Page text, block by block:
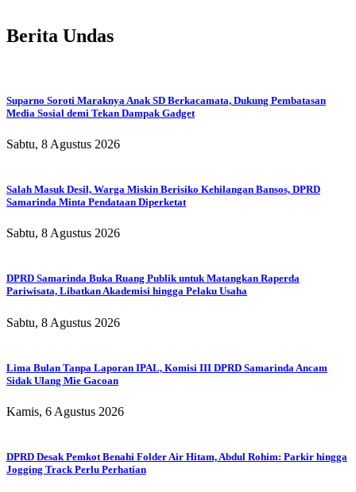
Berita Undas
Suparno Soroti Maraknya Anak SD Berkacamata, Dukung Pembatasan
Media Sosial demi Tekan Dampak Gadget
Sabtu, 8 Agustus 2026
Salah Masuk Desil, Warga Miskin Berisiko Kehilangan Bansos, DPRD
Samarinda Minta Pendataan Diperketat
Sabtu, 8 Agustus 2026
DPRD Samarinda Buka Ruang Publik untuk Matangkan Raperda
Pariwisata, Libatkan Akademisi hingga Pelaku Usaha
Sabtu, 8 Agustus 2026
Lima Bulan Tanpa Laporan IPAL, Komisi III DPRD Samarinda Ancam
Sidak Ulang Mie Gacoan
Kamis, 6 Agustus 2026
DPRD Desak Pemkot Benahi Folder Air Hitam, Abdul Rohim: Parkir hingga
Jogging Track Perlu Perhatian